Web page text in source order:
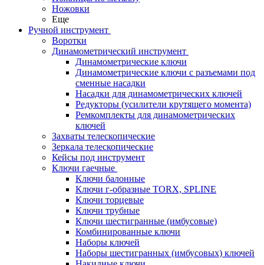
Ножовки
Еще
Ручной инструмент
Воротки
Динамометрический инструмент
Динамометрические ключи
Динамометрические ключи с разъемами под
сменные насадки
Насадки для динамометрических ключей
Редукторы (усилители крутящего момента)
Ремкомплекты для динамометрических
ключей
Захваты телескопические
Зеркала телескопические
Кейсы под инструмент
Ключи гаечные
Ключи балонные
Ключи г-образные TORX, SPLINE
Ключи торцевые
Ключи трубные
Ключи шестигранные (имбусовые)
Комбинированные ключи
Наборы ключей
Наборы шестигранных (имбусовых) ключей